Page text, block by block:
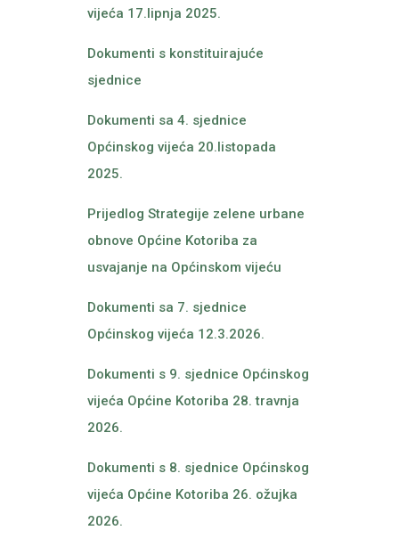
vijeća 17.lipnja 2025.
Dokumenti s konstituirajuće
sjednice
Dokumenti sa 4. sjednice
Općinskog vijeća 20.listopada
2025.
Prijedlog Strategije zelene urbane
obnove Općine Kotoriba za
usvajanje na Općinskom vijeću
Dokumenti sa 7. sjednice
Općinskog vijeća 12.3.2026.
Dokumenti s 9. sjednice Općinskog
vijeća Općine Kotoriba 28. travnja
2026.
Dokumenti s 8. sjednice Općinskog
vijeća Općine Kotoriba 26. ožujka
2026.